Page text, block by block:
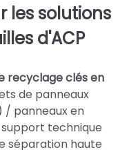
les solutions
d'ACP
recyclage clés en
de panneaux
/ panneaux en
technique
séparation haute